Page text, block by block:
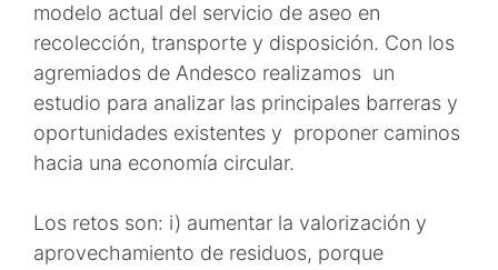
modelo actual del servicio de aseo en
recolección, transporte y disposición. Con los
agremiados de Andesco realizamos un
estudio para analizar las principales barreras y
oportunidades existentes y proponer caminos
hacia una economía circular.
Los retos son: i) aumentar la valorización y
aprovechamiento de residuos, porque